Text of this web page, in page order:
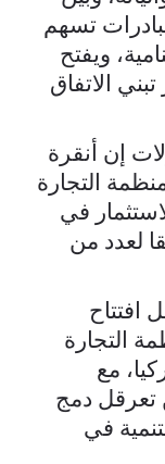
تسهم
ويفتح
الاتفاق
إن أنقرة
التجارة
في
لعدد من
افتتاح
التجارة
مع
​تعرقل دمج
في